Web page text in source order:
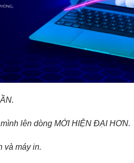
lên dòng MỚI HIỆN ĐẠI HƠN.
và máy in.